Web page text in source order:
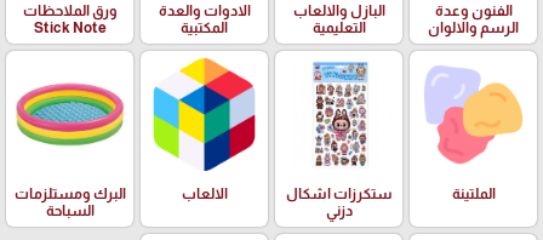
الفنون وعدة
الرسم والالوان
البازل والالعاب
التعليمية
الادوات والعدة
المكتبية
ورق الملاحظات
Stick Note
الملتينة
ستكرزات اشكال
دزني
الالعاب
البرك ومستلزمات
السباحة